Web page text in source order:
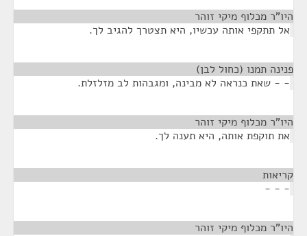
היו"ר מכלוף מיקי זוהר
אל תתקפי אותה עכשיו, היא תצטרך להגיב לך.
פנינה תמנו (כחול לבן)
- - שאת כנראה לא מבינה, ומגבהות לב מזלזלת.
היו"ר מכלוף מיקי זוהר
את תוקפת אותה, היא תענה לך.
קריאות
- - -
היו"ר מכלוף מיקי זוהר